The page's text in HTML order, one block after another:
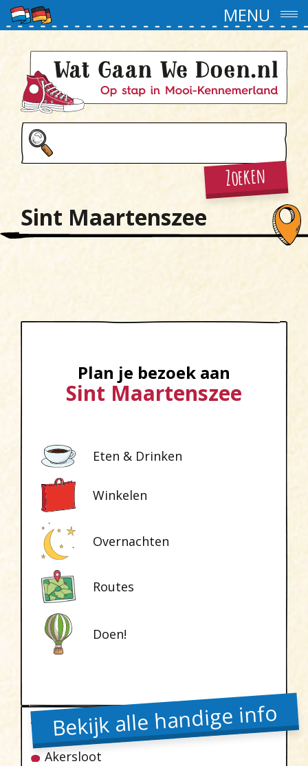
MENU
Zoeken
Waar
Akersloot
Sint Maartenszee
Plan je bezoek aan
Sint Maartenszee
Eten & Drinken
Winkelen
Overnachten
Routes
Doen!
Bekijk alle handige info